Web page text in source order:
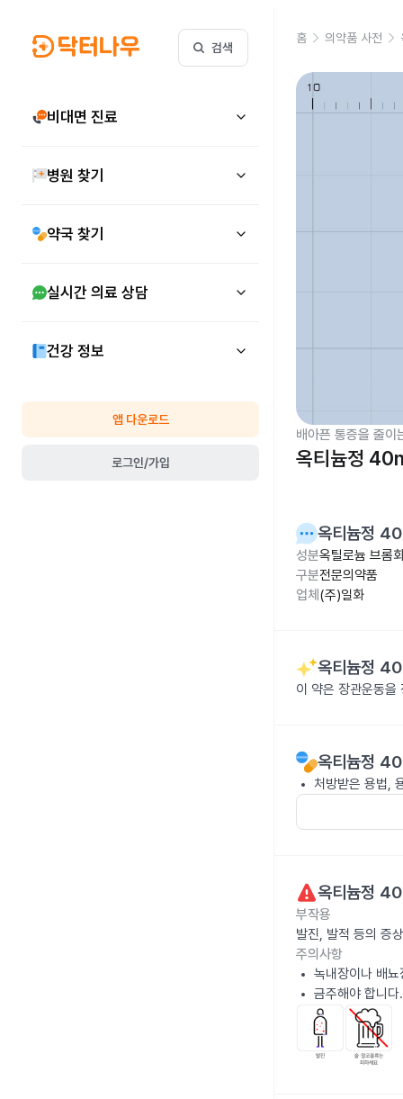
검색
비대면 진료
병원 찾기
약국 찾기
실시간 의료 상담
건강 정보
앱 다운로드
로그인/가입
홈 의약품 사전
배아픈 통증을 줄이
옥티늄정
옥티늄정
성분옥틸로늄 브롬
구분전문의약품
업체 (주)일화
옥티늄정
이 약은 장관운동을
옥티늄정
처방받은 용법,
옥티늄정
부작용
발진, 발적 등의 증
주의사항
녹내장이나 배
금주해야 합니다.